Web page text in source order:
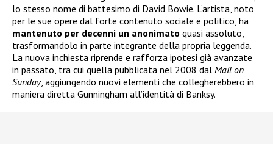
lo stesso nome di battesimo di David Bowie. L’artista, noto
per le sue opere dal forte contenuto sociale e politico, ha
mantenuto per decenni un anonimato quasi assoluto,
trasformandolo in parte integrante della propria leggenda.
La nuova inchiesta riprende e rafforza ipotesi già avanzate
in passato, tra cui quella pubblicata nel 2008 dal Mail on
Sunday, aggiungendo nuovi elementi che collegherebbero in
maniera diretta Gunningham all’identità di Banksy.